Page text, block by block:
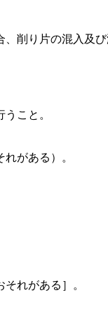
削り片の混入及
がある）。
こと。
れがある］。